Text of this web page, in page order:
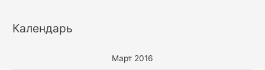
Календарь
Март 2016